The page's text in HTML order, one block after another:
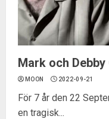
Mark och
MOON 2022-09-21
För 7 år den 22
en tragisk...